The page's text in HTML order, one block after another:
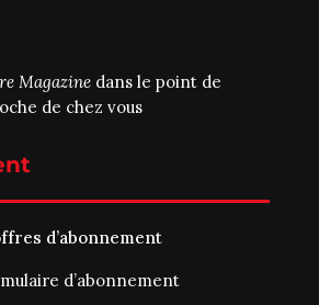
Magazinedans le point de
de chez vous
d’abonnement
d’abonnement